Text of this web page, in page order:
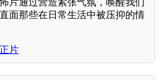
面那些在日常生活中被压抑的情
片